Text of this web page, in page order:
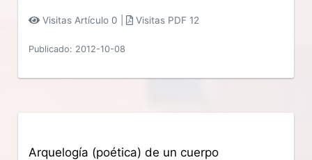
Visitas Artículo 0 | Visitas PDF 12
Publicado: 2012-10-08
Arquelogía (poética) de un cuerpo